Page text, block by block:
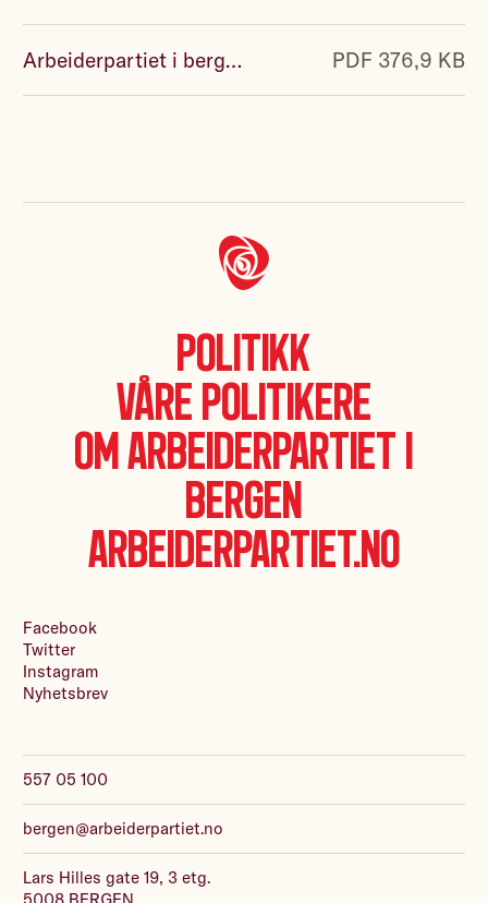
Arbeiderpartiet i bergens kommunevalgprogram 2023-2027 .pdf PDF 376,9 KB
Politikk
Våre politikere
Om Arbeiderpartiet i
Bergen
Arbeiderpartiet.no
557 05 100
bergen@arbeiderpartiet.no
Lars Hilles gate 19, 3 etg.
Facebook
Twitter
Instagram
Nyhetsbrev